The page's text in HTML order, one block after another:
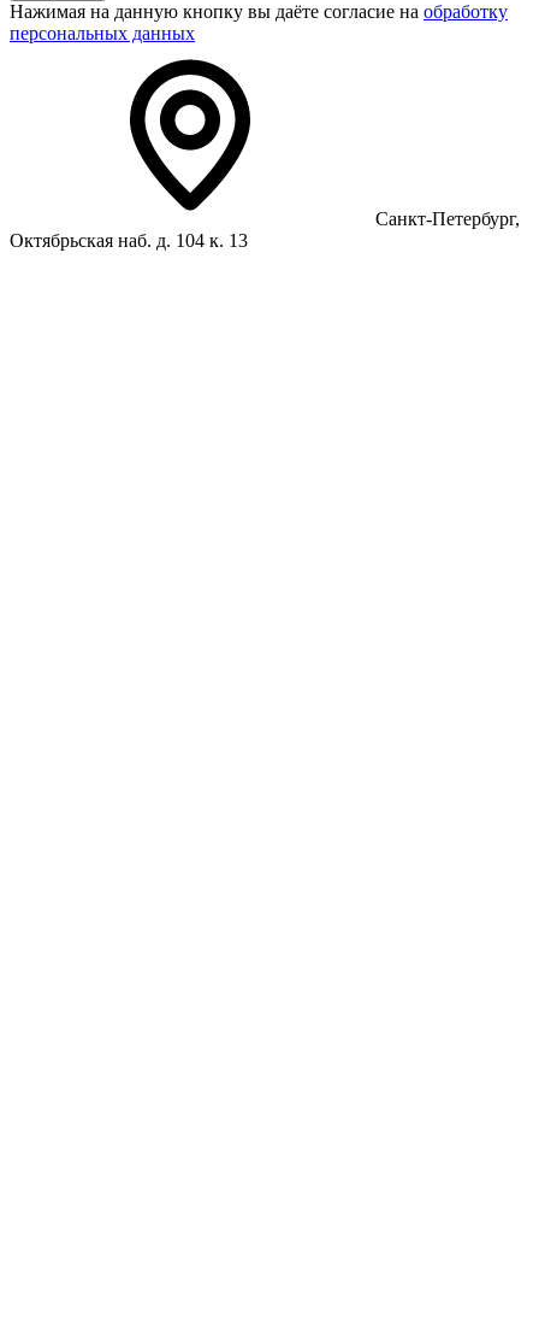
Нажимая на данную кнопку вы даёте согласие на обработку
персональных данных
Санкт-Петербург,
Октябрьская наб. д. 104 к. 13